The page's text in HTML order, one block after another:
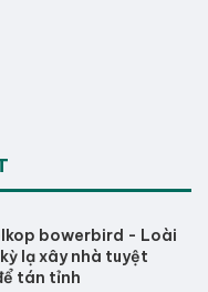
bowerbird - Loài
lạ xây nhà tuyệt
tán tỉnh